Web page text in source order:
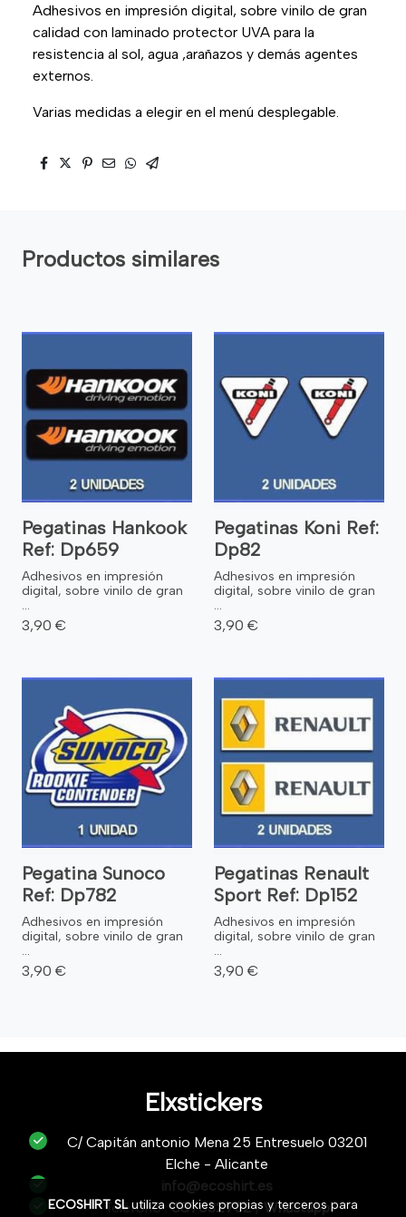
Adhesivos en impresión digital, sobre vinilo de gran
calidad con laminado protector UVA para la
resistencia al sol, agua ,arañazos y demás agentes
externos.
Varias medidas a elegir en el menú desplegable.
Productos similares
Pegatinas Hankook
Ref: Dp659
Adhesivos en impresión
digital, sobre vinilo de gran
...
3,90 €
Pegatinas Koni Ref:
Dp82
Adhesivos en impresión
digital, sobre vinilo de gran
...
3,90 €
Pegatina Sunoco
Ref: Dp782
Adhesivos en impresión
digital, sobre vinilo de gran
...
3,90 €
Pegatinas Renault
Sport Ref: Dp152
Adhesivos en impresión
digital, sobre vinilo de gran
...
3,90 €
Elxstickers
C/ Capitán antonio Mena 25 Entresuelo 03201
Elche - Alicante
info@ecoshirt.es
Teléfono :687632752/Whastapp
ECOSHIRT SLutiliza cookies propias y terceros para